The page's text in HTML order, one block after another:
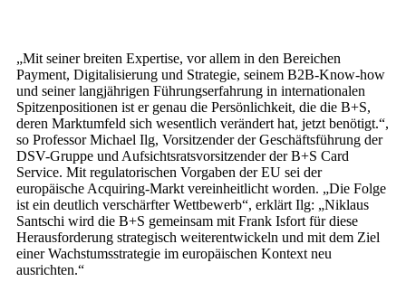
„Mit seiner breiten Expertise, vor allem in den Bereichen
Payment, Digitalisierung und Strategie, seinem B2B-Know-how
und seiner langjährigen Führungserfahrung in internationalen
Spitzenpositionen ist er genau die Persönlichkeit, die die B+S,
deren Marktumfeld sich wesentlich verändert hat, jetzt benötigt.“,
so Professor Michael Ilg, Vorsitzender der Geschäftsführung der
DSV-Gruppe und Aufsichtsratsvorsitzender der B+S Card
Service. Mit regulatorischen Vorgaben der EU sei der
europäische Acquiring-Markt vereinheitlicht worden. „Die Folge
ist ein deutlich verschärfter Wettbewerb“, erklärt Ilg: „Niklaus
Santschi wird die B+S gemeinsam mit Frank Isfort für diese
Herausforderung strategisch weiterentwickeln und mit dem Ziel
einer Wachstumsstrategie im europäischen Kontext neu
ausrichten.“